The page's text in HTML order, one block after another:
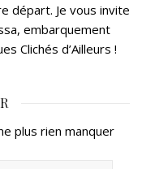
départ. Je vous invite
embarquement
Clichés d’Ailleurs !
plus rien manquer